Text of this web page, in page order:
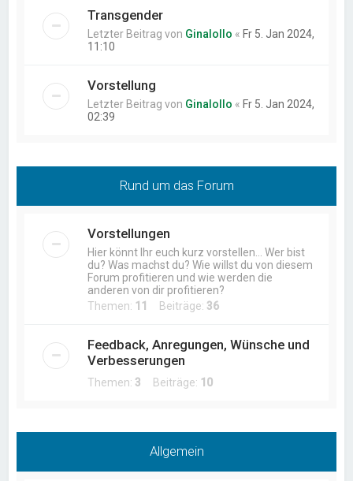
Transgender
Letzter Beitrag von Ginalollo « Fr 5. Jan 2024,
11:10
Vorstellung
Letzter Beitrag von Ginalollo « Fr 5. Jan 2024,
02:39
Rund um das Forum
Vorstellungen
Hier könnt Ihr euch kurz vorstellen... Wer bist
du? Was machst du? Wie willst du von diesem
Forum profitieren und wie werden die
anderen von dir profitieren?
Themen: 11 Beiträge: 36
Feedback, Anregungen, Wünsche und
Verbesserungen
Themen: 3 Beiträge: 10
Allgemein